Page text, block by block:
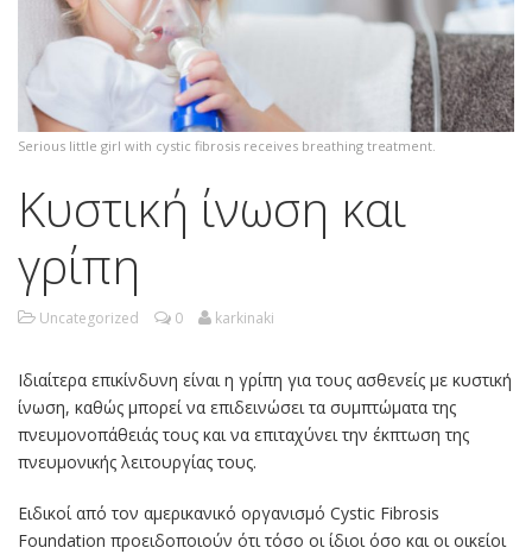
Serious little girl with cystic fibrosis receives breathing treatment.
Κυστική ίνωση και
γρίπη
Uncategorized 0 karkinaki
Ιδιαίτερα επικίνδυνη είναι η γρίπη για τους ασθενείς με κυστική
ίνωση, καθώς μπορεί να επιδεινώσει τα συμπτώματα της
πνευμονοπάθειάς τους και να επιταχύνει την έκπτωση της
πνευμονικής λειτουργίας τους.
Ειδικοί από τον αμερικανικό οργανισμό Cystic Fibrosis
Foundation προειδοποιούν ότι τόσο οι ίδιοι όσο και οι οικείοι